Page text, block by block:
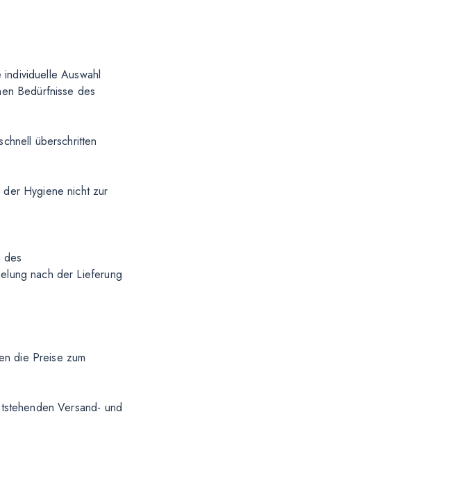
Auswahl
Bedürfnisse des
überschritten
Hygiene nicht zur
des
nach der Lieferung
die Preise zum
Versand- und